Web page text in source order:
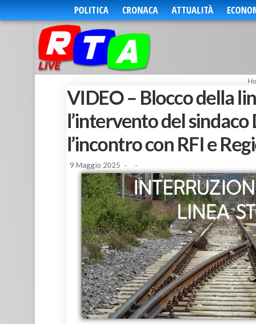
POLITICA CRONACA ATTUALITÀ
VIDEO – Blocco della
l’intervento del
l’incontro con RFI e
9 Maggio 2025 - -